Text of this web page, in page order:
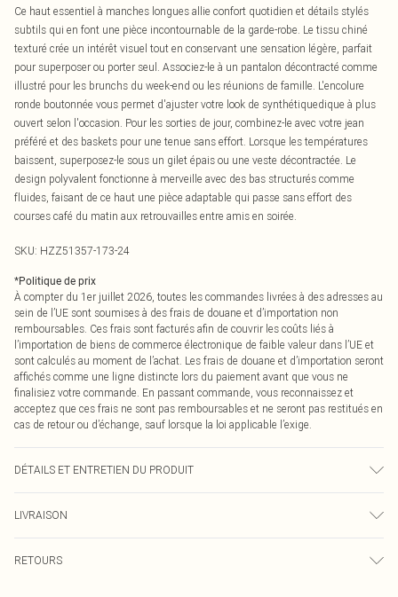
Ce haut essentiel à manches longues allie confort quotidien et détails stylés
subtils qui en font une pièce incontournable de la garde-robe. Le tissu chiné
texturé crée un intérêt visuel tout en conservant une sensation légère, parfait
pour superposer ou porter seul. Associez-le à un pantalon décontracté comme
illustré pour les brunchs du week-end ou les réunions de famille. L'encolure
ronde boutonnée vous permet d'ajuster votre look de synthétiquedique à plus
ouvert selon l'occasion. Pour les sorties de jour, combinez-le avec votre jean
préféré et des baskets pour une tenue sans effort. Lorsque les températures
baissent, superposez-le sous un gilet épais ou une veste décontractée. Le
design polyvalent fonctionne à merveille avec des bas structurés comme
fluides, faisant de ce haut une pièce adaptable qui passe sans effort des
courses café du matin aux retrouvailles entre amis en soirée.
SKU: HZZ51357-173-24
*Politique de prix
À compter du 1er juillet 2026, toutes les commandes livrées à des adresses au
sein de l’UE sont soumises à des frais de douane et d’importation non
remboursables. Ces frais sont facturés afin de couvrir les coûts liés à
l’importation de biens de commerce électronique de faible valeur dans l’UE et
sont calculés au moment de l’achat. Les frais de douane et d’importation seront
affichés comme une ligne distincte lors du paiement avant que vous ne
finalisiez votre commande. En passant commande, vous reconnaissez et
acceptez que ces frais ne sont pas remboursables et ne seront pas restitués en
cas de retour ou d’échange, sauf lorsque la loi applicable l’exige.
DÉTAILS ET ENTRETIEN DU PRODUIT
une taille 46.
LIVRAISON
RETOURS